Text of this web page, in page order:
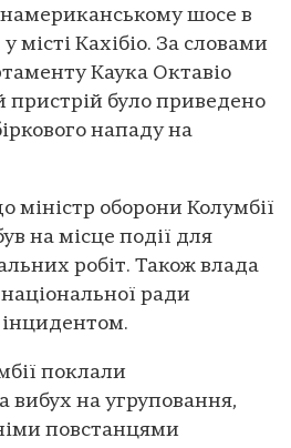
шосе в
місті Кахібіо. За словами
Каука Октавіо
пристрій було приведено
нападу на
міністр оборони Колумбії
на місце події для
робіт. Також влада
ради
інцидентом.
поклали
вибух на угруповання,
повстанцями